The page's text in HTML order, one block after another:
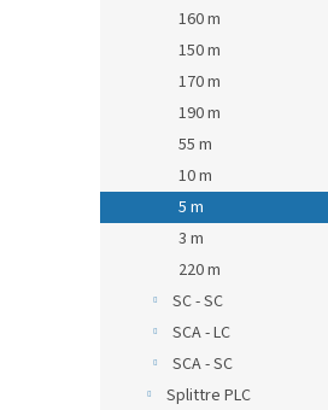
160 m
150 m
170 m
190 m
55 m
10 m
5 m
3 m
220 m
SC - SC
SCA - LC
SCA - SC
Splittre PLC